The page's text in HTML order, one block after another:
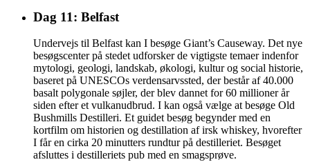
Dag 11: Belfast
Undervejs til Belfast kan I besøge Giant’s Causeway. Det nye
besøgscenter på stedet udforsker de vigtigste temaer indenfor
mytologi, geologi, landskab, økologi, kultur og social historie,
baseret på UNESCOs verdensarvssted, der består af 40.000
basalt polygonale søjler, der blev dannet for 60 millioner år
siden efter et vulkanudbrud. I kan også vælge at besøge Old
Bushmills Destilleri. Et guidet besøg begynder med en
kortfilm om historien og destillation af irsk whiskey, hvorefter
I får en cirka 20 minutters rundtur på destilleriet. Besøget
afsluttes i destilleriets pub med en smagsprøve.